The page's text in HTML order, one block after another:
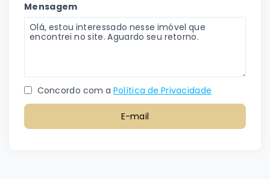
Mensagem
Concordo com a Política de Privacidade
E-mail